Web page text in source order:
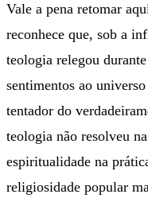
Vale a pena retomar
reconhece que, sob a
teologia relegou
sentimentos ao
tentador do
teologia não resolveu
espiritualidade na
religiosidade popular